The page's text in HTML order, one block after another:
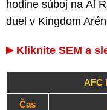
hodine súboj na Al
duel v Kingdom
Kliknite SEM a
AFC
Čas